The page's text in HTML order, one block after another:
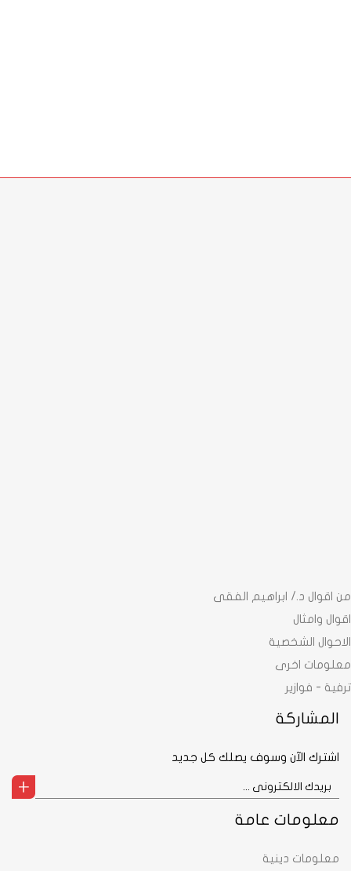
معلومات عامة
معلومات دينية
من اقوال د./ ابراهيم الفقى
اقوال وامثال
الاحوال الشخصية
معلومات اخرى
ترفية - فوازير
المشاركة
اشترك الآن وسوف يصلك كل جديد